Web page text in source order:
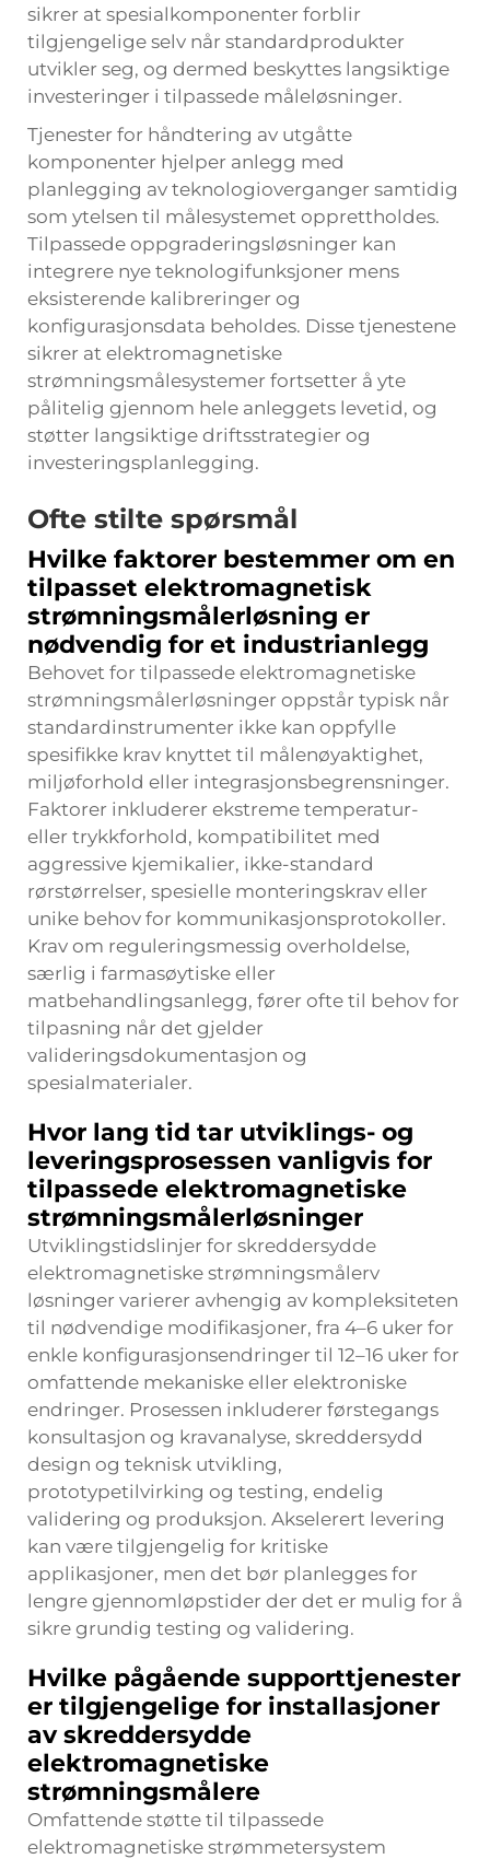
sikrer at spesialkomponenter forblir
tilgjengelige selv når standardprodukter
utvikler seg, og dermed beskyttes langsiktige
investeringer i tilpassede måleløsninger.
Tjenester for håndtering av utgåtte
komponenter hjelper anlegg med
planlegging av teknologioverganger samtidig
som ytelsen til målesystemet opprettholdes.
Tilpassede oppgraderingsløsninger kan
integrere nye teknologifunksjoner mens
eksisterende kalibreringer og
konfigurasjonsdata beholdes. Disse tjenestene
sikrer at elektromagnetiske
strømningsmålesystemer fortsetter å yte
pålitelig gjennom hele anleggets levetid, og
støtter langsiktige driftsstrategier og
investeringsplanlegging.
Ofte stilte spørsmål
Hvilke faktorer bestemmer om en
tilpasset elektromagnetisk
strømningsmålerløsning er
nødvendig for et industrianlegg
Behovet for tilpassede elektromagnetiske
strømningsmålerløsninger oppstår typisk når
standardinstrumenter ikke kan oppfylle
spesifikke krav knyttet til målenøyaktighet,
miljøforhold eller integrasjonsbegrensninger.
Faktorer inkluderer ekstreme temperatur-
eller trykkforhold, kompatibilitet med
aggressive kjemikalier, ikke-standard
rørstørrelser, spesielle monteringskrav eller
unike behov for kommunikasjonsprotokoller.
Krav om reguleringsmessig overholdelse,
særlig i farmasøytiske eller
matbehandlingsanlegg, fører ofte til behov for
tilpasning når det gjelder
valideringsdokumentasjon og
spesialmaterialer.
Hvor lang tid tar utviklings- og
leveringsprosessen vanligvis for
tilpassede elektromagnetiske
strømningsmålerløsninger
Utviklingstidslinjer for skreddersydde
elektromagnetiske strømningsmålerv
løsninger varierer avhengig av kompleksiteten
til nødvendige modifikasjoner, fra 4–6 uker for
enkle konfigurasjonsendringer til 12–16 uker for
omfattende mekaniske eller elektroniske
endringer. Prosessen inkluderer førstegangs
konsultasjon og kravanalyse, skreddersydd
design og teknisk utvikling,
prototypetilvirking og testing, endelig
validering og produksjon. Akselerert levering
kan være tilgjengelig for kritiske
applikasjoner, men det bør planlegges for
lengre gjennomløpstider der det er mulig for å
sikre grundig testing og validering.
Hvilke pågående supporttjenester
er tilgjengelige for installasjoner
av skreddersydde
elektromagnetiske
strømningsmålere
Omfattende støtte til tilpassede
elektromagnetiske strømmetersystem